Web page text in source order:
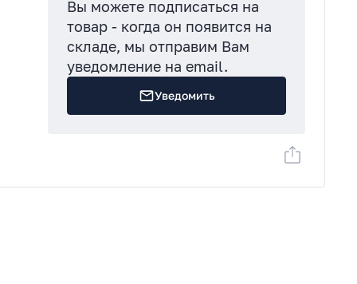
Вы можете подписаться на
товар - когда он появится на
складе, мы отправим Вам
уведомление на email.
Уведомить